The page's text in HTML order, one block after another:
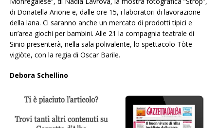
di Donatella Arione e, dalle ore 15, i laboratori di lavorazione
della lana. Ci saranno anche un mercato di prodotti tipici e
un’area giochi per bambini. Alle 21 la compagnia teatrale di
Sinio presenterà, nella sala polivalente, lo spettacolo Tòte
vigiòte, con la regia di Oscar Barile.
Debora Schellino